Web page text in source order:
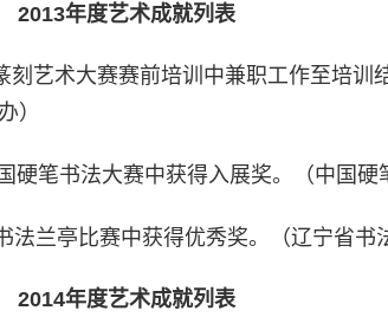
2013年度艺术成就列表
艺术大赛赛前培训中兼职工作至培训
）
硬笔书法大赛中获得入展奖。（中国硬
兰亭比赛中获得优秀奖。（辽宁省书
2014年度艺术成就列表